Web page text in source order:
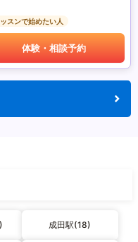
スンで始めたい人
体験・相談予約
成田駅(18)